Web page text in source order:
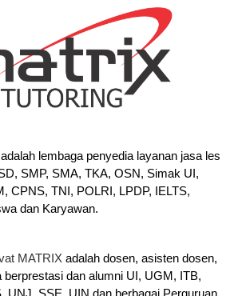
adalah lembaga penyedia layanan jasa les
SMP, SMA, TKA, OSN, Simak UI,
CPNS, TNI, POLRI, LPDP, IELTS,
dan Karyawan.
MATRIX adalah dosen, asisten dosen,
berprestasi dan alumni UI, UGM, ITB,
UNJ, SSE, UIN dan berbagai Perguruan